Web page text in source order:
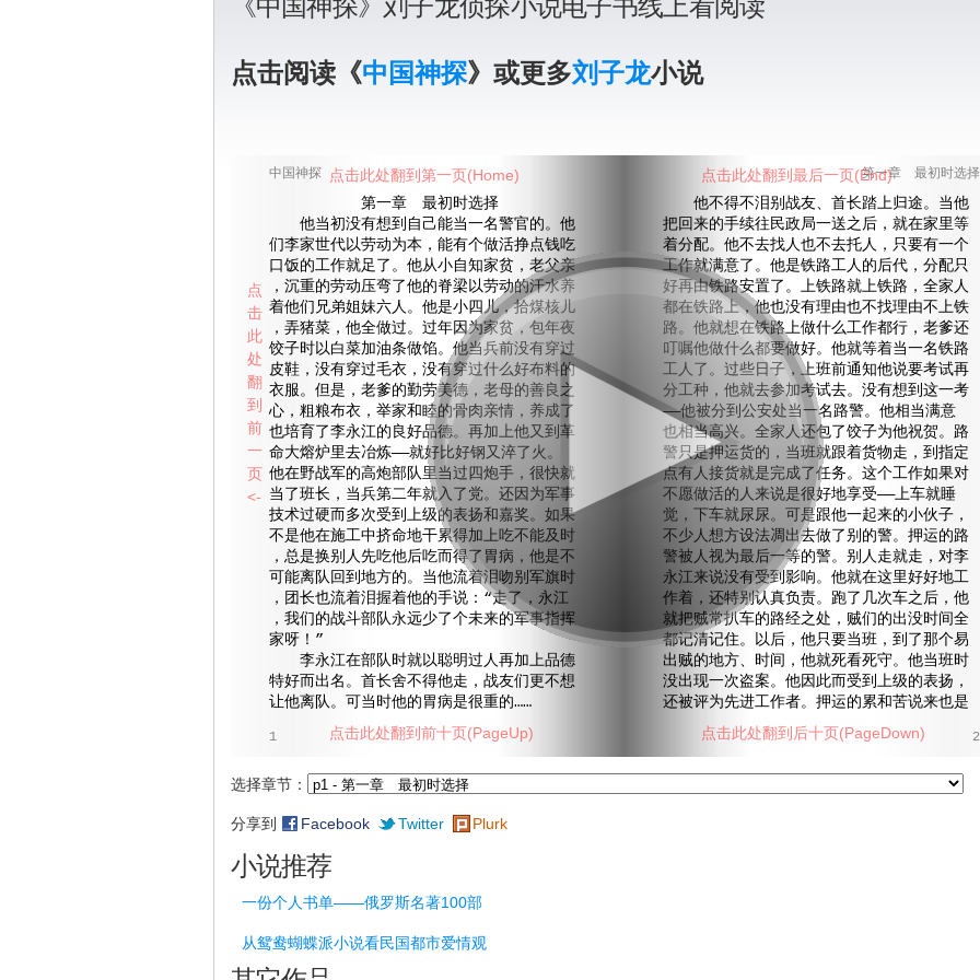
《中国神探》刘子龙侦探小说电子书线上看阅读
点击阅读《中国神探》或更多刘子龙小说
中国神探 第一章 最初时选择
第一章 最初时选择
他当初没有想到自己能当一名警官的。他
们李家世代以劳动为本，能有个做活挣点钱吃
口饭的工作就足了。他从小自知家贫，老父亲
，沉重的劳动压弯了他的脊梁以劳动的汗水养
着他们兄弟姐妹六人。他是小四儿，拾煤核儿
，弄猪菜，他全做过。过年因为家贫，包年夜
饺子时以白菜加油条做馅。他当兵前没有穿过
皮鞋，没有穿过毛衣，没有穿过什么好布料的
衣服。但是，老爹的勤劳美德，老母的善良之
心，粗粮布衣，举家和睦的骨肉亲情，养成了
也培育了李永江的良好品德。再加上他又到革
命大熔炉里去冶炼——就好比好钢又淬了火。
他在野战军的高炮部队里当过四炮手，很快就
当了班长，当兵第二年就入了党。还因为军事
技术过硬而多次受到上级的表扬和嘉奖。如果
不是他在施工中挤命地干累得加上吃不能及时
，总是换别人先吃他后吃而得了胃病，他是不
可能离队回到地方的。当他流着泪吻别军旗时
，团长也流着泪握着他的手说：“走了，永江
，我们的战斗部队永远少了个未来的军事指挥
家呀！”
李永江在部队时就以聪明过人再加上品德
特好而出名。首长舍不得他走，战友们更不想
让他离队。可当时他的胃病是很重的……
他不得不泪别战友、首长踏上归途。当他
把回来的手续往民政局一送之后，就在家里等
着分配。他不去找人也不去托人，只要有一个
工作就满意了。他是铁路工人的后代，分配只
好再由铁路安置了。上铁路就上铁路，全家人
都在铁路上，他也没有理由也不找理由不上铁
路。他就想在铁路上做什么工作都行，老爹还
叮嘱他做什么都要做好。他就等着当一名铁路
工人了。过些日子，上班前通知他说要考试再
分工种，他就去参加考试去。没有想到这一考
——他被分到公安处当一名路警。他相当满意
也相当高兴。全家人还包了饺子为他祝贺。路
警只是押运货的，当班就跟着货物走，到指定
点有人接货就是完成了任务。这个工作如果对
不愿做活的人来说是很好地享受——上车就睡
觉，下车就尿尿。可是跟他一起来的小伙子，
不少人想方设法凋出去做了别的警。押运的路
警被人视为最后一等的警。别人走就走，对李
永江来说没有受到影响。他就在这里好好地工
作着，还特别认真负责。跑了几次车之后，他
就把贼常扒车的路经之处，贼们的出没时间全
都记清记住。以后，他只要当班，到了那个易
出贼的地方、时间，他就死看死守。他当班时
没出现一次盗案。他因此而受到上级的表扬，
还被评为先进工作者。押运的累和苦说来也是
1 2
选择章节：
分享到 Facebook Twitter Plurk
点击此处翻到第一页(Home) 点击此处翻到最后一页(End)
点击此处翻到前十页(PageUp) 点击此处翻到后十页(PageDown)
点
击
此
处
翻
到
前
一
页
<-
小说推荐
一份个人书单——俄罗斯名著100部
从鸳鸯蝴蝶派小说看民国都市爱情观